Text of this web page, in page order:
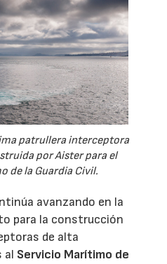
patrullera interceptora
por Aister para el
de la Guardia Civil.
avanzando en la
para la construcción
de alta
al Servicio Marítimo de